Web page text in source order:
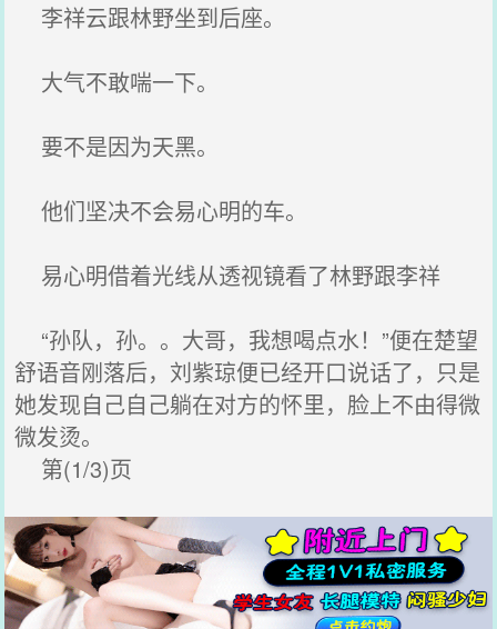
李祥云跟林野坐到后座。
大气不敢喘一下。
要不是因为天黑。
他们坚决不会易心明的车。
易心明借着光线从透视镜看了林野跟李祥
“孙队，孙。。大哥，我想喝点水！”便在楚望
舒语音刚落后，刘紫琼便已经开口说话了，只是
她发现自己自己躺在对方的怀里，脸上不由得微
微发烫。
第(1/3)页